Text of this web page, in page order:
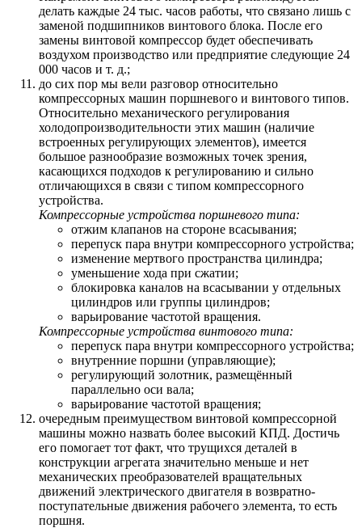
делать каждые 24 тыс. часов работы, что связано лишь с
заменой подшипников винтового блока. После его
замены винтовой компрессор будет обеспечивать
воздухом производство или предприятие следующие 24
000 часов и т. д.;
до сих пор мы вели разговор относительно
компрессорных машин поршневого и винтового типов.
Относительно механического регулирования
холодопроизводительности этих машин (наличие
встроенных регулирующих элементов), имеется
большое разнообразие возможных точек зрения,
касающихся подходов к регулированию и сильно
отличающихся в связи с типом компрессорного
устройства.
Компрессорные устройства поршневого типа:
отжим клапанов на стороне всасывания;
перепуск пара внутри компрессорного устройства;
изменение мертвого пространства цилиндра;
уменьшение хода при сжатии;
блокировка каналов на всасывании у отдельных
цилиндров или группы цилиндров;
варьирование частотой вращения.
Компрессорные устройства винтового типа:
перепуск пара внутри компрессорного устройства;
внутренние поршни (управляющие);
регулирующий золотник, размещённый
параллельно оси вала;
варьирование частотой вращения;
очередным преимуществом винтовой компрессорной
машины можно назвать более высокий КПД. Достичь
его помогает тот факт, что трущихся деталей в
конструкции агрегата значительно меньше и нет
механических преобразователей вращательных
движений электрического двигателя в возвратно-
поступательные движения рабочего элемента, то есть
поршня.